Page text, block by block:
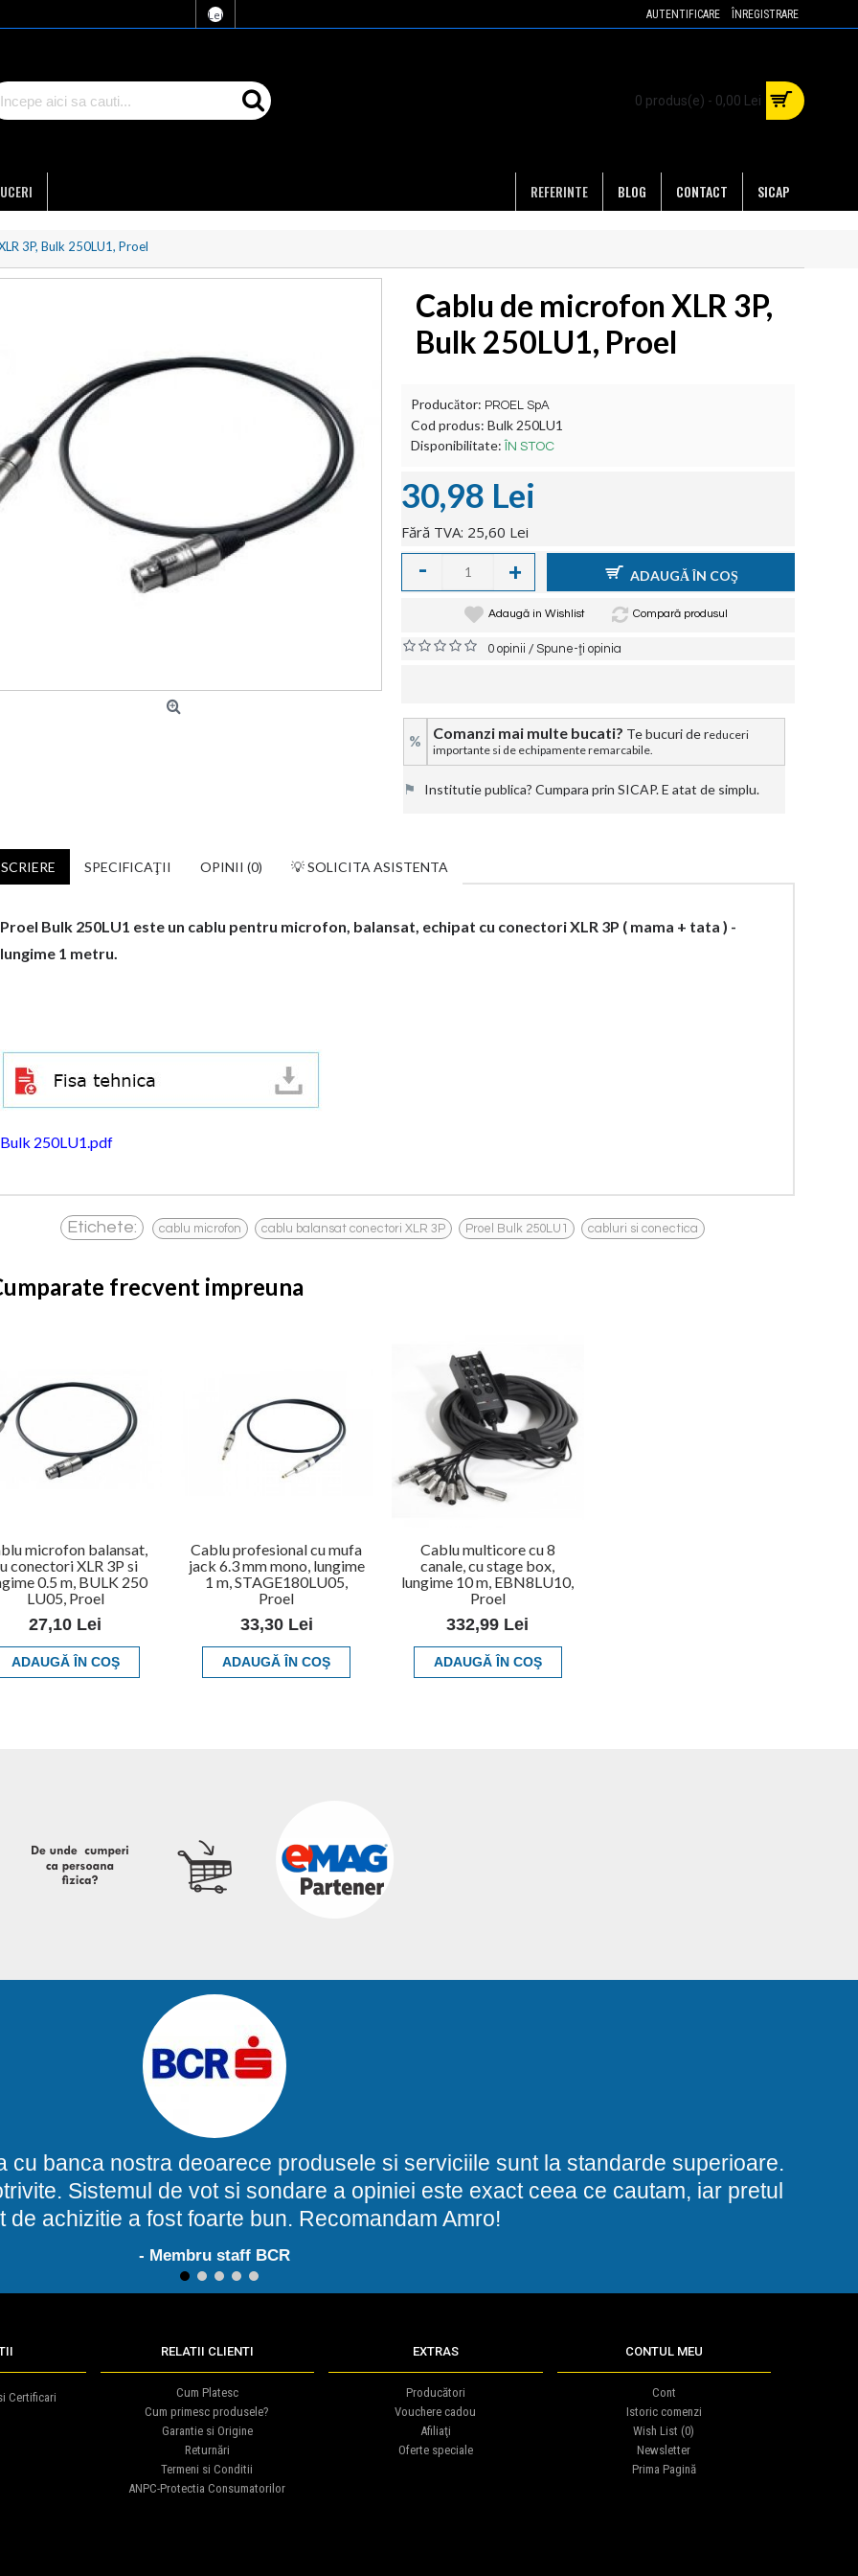
Lei AUTENTIFICARE ÎNREGISTRARE
0 produs(e) - 0,00 Lei
SICAP
CONTACT
BLOG
REFERINTE
3P, Bulk 250LU1, Proel
Cablu de microfon XLR 3P,
Bulk 250LU1, Proel
Producător: PROEL SpA
Cod produs: Bulk 250LU1
Disponibilitate: ÎN STOC
30,98 Lei
Fără TVA: 25,60 Lei
- + ADAUGĂ ÎN COŞ
Adaugă in Wishlist Compară produsul
0 opinii /Spune-ţi opinia
% Comanzi mai multe bucati? Te bucuri de reduceri
importante si de echipamente remarcabile.
⚑ Institutie publica? Cumpara prin SICAP. E atat de simplu.
SPECIFICAŢII OPINII (0) 💡 SOLICITA ASISTENTA
Proel Bulk 250LU1 este un cablu pentru microfon, balansat, echipat cu conectori XLR 3P ( mama + tata ) -
lungime 1 metru.
Bulk 250LU1.pdf
Etichete: cablu microfon , cablu balansat conectori XLR 3P , Proel Bulk 250LU1 , cabluri si conectica
frecvent impreuna
microfon balansat,
conectori XLR 3P si
0.5 m, BULK 250
LU05, Proel
27,10 Lei
ADAUGĂ ÎN COŞ
Cablu profesional cu mufa
jack 6.3 mm mono, lungime
1 m, STAGE180LU05,
Proel
33,30 Lei
ADAUGĂ ÎN COŞ
Cablu multicore cu 8
canale, cu stage box,
lungime 10 m, EBN8LU10,
Proel
332,99 Lei
ADAUGĂ ÎN COŞ
cu banca nostra deoarece produsele si serviciile sunt la standarde superioare.
Sistemul de vot si sondare a opiniei este exact ceea ce cautam, iar pretul
de achizitie a fost foarte bun. Recomandam Amro!
- Membru staff BCR
1 2 3 4 5
Certificari
RELATII CLIENTI
Cum Platesc
Cum primesc produsele?
Garantie si Origine
Returnări
Termeni si Conditii
ANPC-Protectia Consumatorilor
EXTRAS
Producători
Vouchere cadou
Afiliaţi
Oferte speciale
CONTUL MEU
Cont
Istoric comenzi
Wish List (0)
Newsletter
Prima Pagină